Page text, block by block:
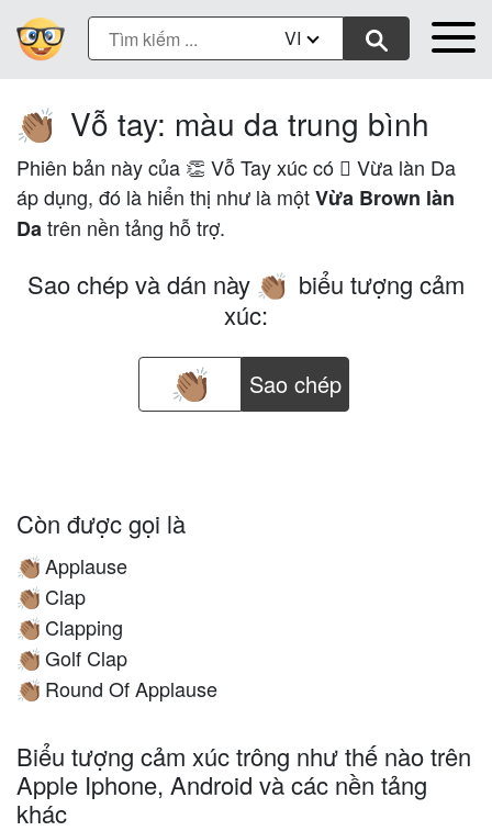
VI
👏🏽 Vỗ tay: màu da trung bình
Phiên bản này của 👏 Vỗ Tay xúc có 🏽 Vừa làn Da
áp dụng, đó là hiển thị như là mộtVừa Brown làn
Datrên nền tảng hỗ trợ.
Sao chép và dán này 👏🏽 biểu tượng cảm
xúc:
Sao chép
Còn được gọi là
👏🏽 Applause
👏🏽 Clap
👏🏽 Clapping
👏🏽 Golf Clap
👏🏽 Round Of Applause
Biểu tượng cảm xúc trông như thế nào trên
Apple Iphone, Android và các nền tảng
khác